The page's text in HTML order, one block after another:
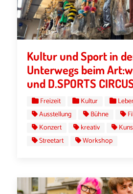
Kultur und Sport in
Unterwegs beim
und D.SPORTS
Freizeit Kultur
Ausstellung
Bühne
Konzert
kreativ
Streetart
Workshop